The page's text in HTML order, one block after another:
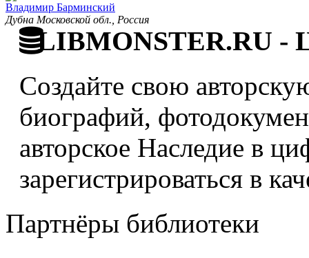
Владимир Барминский
Дубна Московской обл., Россия
LIBMONSTER.RU -
Создайте свою
биографий,
авторское Наследие в
зарегистрироваться в
Партнёры библиотеки